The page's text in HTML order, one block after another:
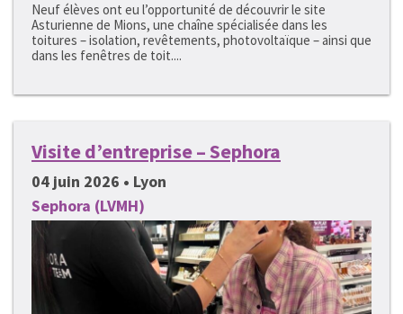
Neuf élèves ont eu l’opportunité de découvrir le site
Asturienne de Mions, une chaîne spécialisée dans les
toitures – isolation, revêtements, photovoltaïque – ainsi que
dans les fenêtres de toit....
Visite d’entreprise – Sephora
04 juin 2026 • Lyon
Sephora (LVMH)